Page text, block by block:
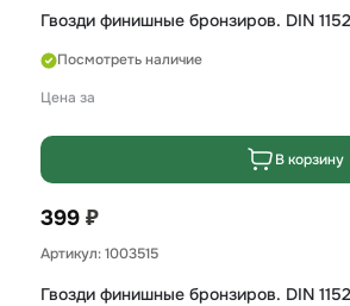
Гвозди финишные бронзиров. DIN
Посмотреть наличие
Цена за
В корзину
399 ₽
Артикул: 1003515
Гвозди финишные бронзиров. DIN